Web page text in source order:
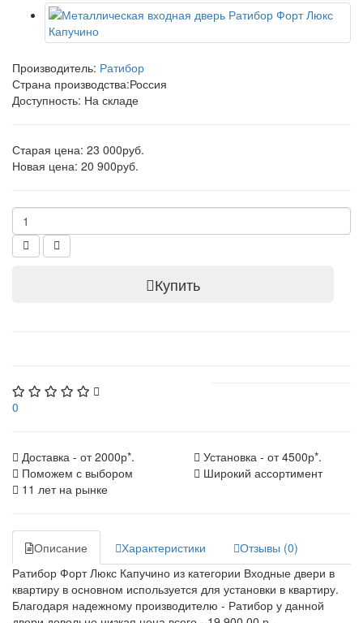
Производитель: Ратибор
Страна производства:Россия
Доступность: На складе
Старая цена: 23 000руб.
Новая цена: 20 900руб.
Купить
0
Доставка - от 2000р*.
Установка - от 4500р*.
Поможем с выбором
Широкий ассортимент
11 лет на рынке
Описание Характеристики
Отзывы (0)
Ратибор Форт Люкс Капучино из категории Входные двери в
квартиру в основном используется для установки в квартиру.
Благодаря надежному производителю - Ратибор у данной